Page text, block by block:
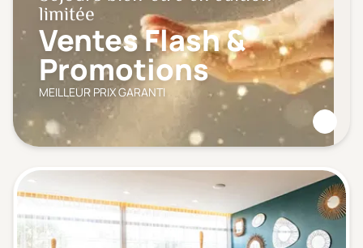
limitée
Ventes Flash &
Promotions
MEILLEUR PRIX GARANTI